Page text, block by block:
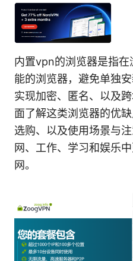
内置vpn的浏览器是指
能的浏览器，避免单独
实现加密、匿名、以及
面了解这类浏览器的优
选购、以及使用场景与
网、工作、学习和娱乐
网。